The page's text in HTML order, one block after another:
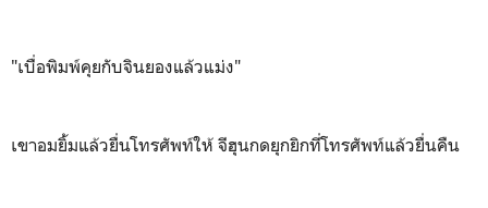
"เบื่อพิมพ์คุยกับจินยองแล้วแม่ง"
เขาอมยิ้มแล้วยื่นโทรศัพท์ให้ จีฮุนกดยุกยิกที่โทรศัพท์แล้วยื่นคืน